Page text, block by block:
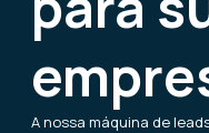
A nossa máquina de